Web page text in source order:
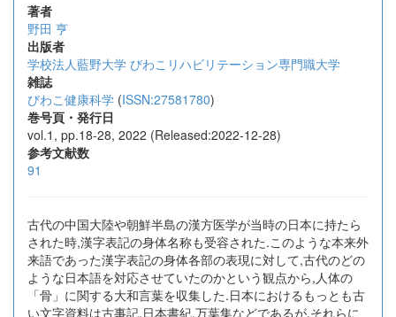
著者
野田 亨
出版者
学校法人藍野大学 びわこリハビリテーション専門職大学
雑誌
びわこ健康科学 (ISSN:27581780)
巻号頁・発行日
vol.1, pp.18-28, 2022 (Released:2022-12-28)
参考文献数
91
古代の中国大陸や朝鮮半島の漢方医学が当時の日本に持たら
された時,漢字表記の身体名称も受容された.このような本来外
来語であった漢字表記の身体各部の表現に対して,古代のどの
ような日本語を対応させていたのかという観点から,人体の
「骨」に関する大和言葉を収集した.日本におけるもっとも古
い文字資料は古事記,日本書紀,万葉集などであるが,それらに